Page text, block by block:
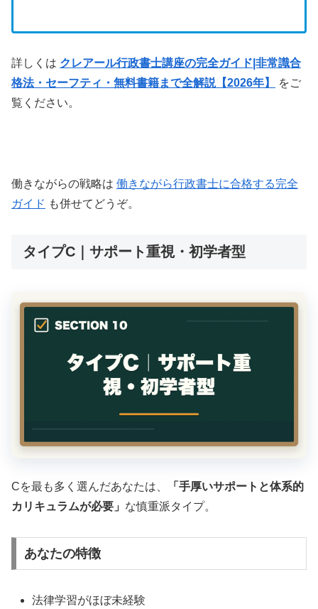
詳しくは クレアール行政書士講座の完全ガイド|非常識合
格法・セーフティ・無料書籍まで全解説【2026年】
をご
覧ください。
働きながらの戦略は 働きながら行政書士に合格する完全
ガイド も併せてどうぞ。
タイプC｜サポート重視・初学者型
Cを最も多く選んだあなたは、
「手厚いサポートと体系的
カリキュラムが必要」 な慎重派タイプ。
あなたの特徴
法律学習がほぼ未経験